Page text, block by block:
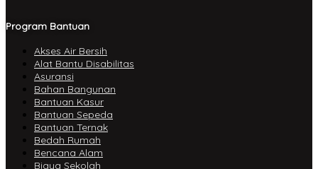
Program Bantuan
Akses Air Bersih
Alat Bantu Disabilitas
Asuransi
Bahan Bangunan
Bantuan Kasur
Bantuan Sepeda
Bantuan Ternak
Bedah Rumah
Bencana Alam
Biaya Sekolah